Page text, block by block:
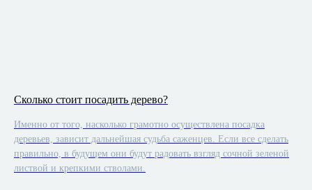
Сколько стоит посадить дерево?
Именно от того, насколько грамотно осуществлена посадка
деревьев, зависит дальнейшая судьба саженцев. Если все сделать
правильно, в будущем они будут радовать взгляд сочной зеленой
листвой и крепкими стволами.